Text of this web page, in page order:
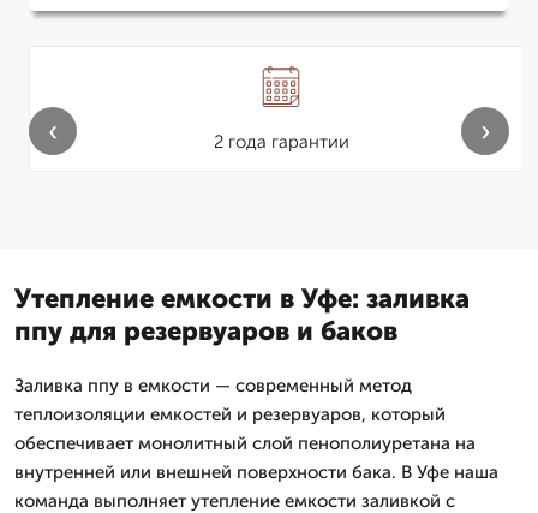
2 года гарантии
‹ ›
Утепление емкости в Уфе: заливка
ппу для резервуаров и баков
Заливка ппу в емкости — современный метод
теплоизоляции емкостей и резервуаров, который
обеспечивает монолитный слой пенополиуретана на
внутренней или внешней поверхности бака. В Уфе наша
команда выполняет утепление емкости заливкой с